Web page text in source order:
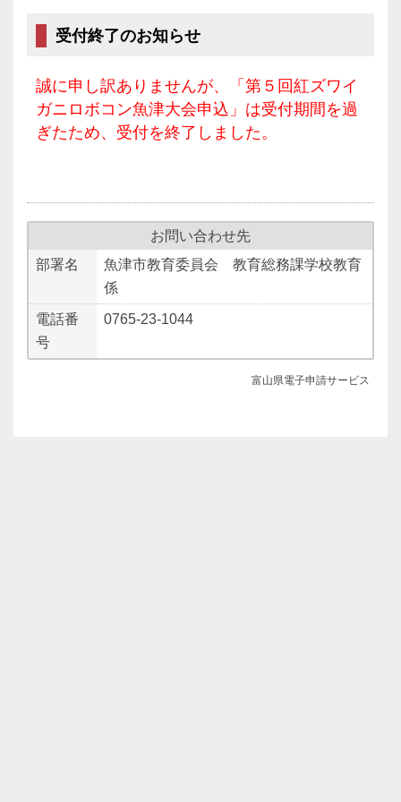
受付終了のお知らせ
誠に申し訳ありませんが、「第５回紅ズワイ
ガニロボコン魚津大会申込」は受付期間を過
ぎたため、受付を終了しました。
お問い合わせ先
部署名
魚津市教育委員会 教育総務課学校教育
係
電話番
号
0765-23-1044
富山県電子申請サービス